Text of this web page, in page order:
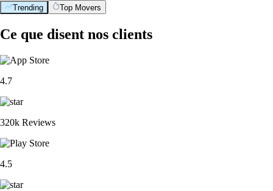
Trending Top Movers
Ce que disent nos clients
4.7
320k Reviews
4.5